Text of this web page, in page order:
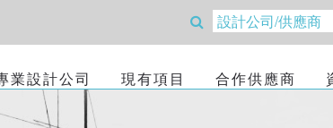
業設計公司 現有項目 合作供應商